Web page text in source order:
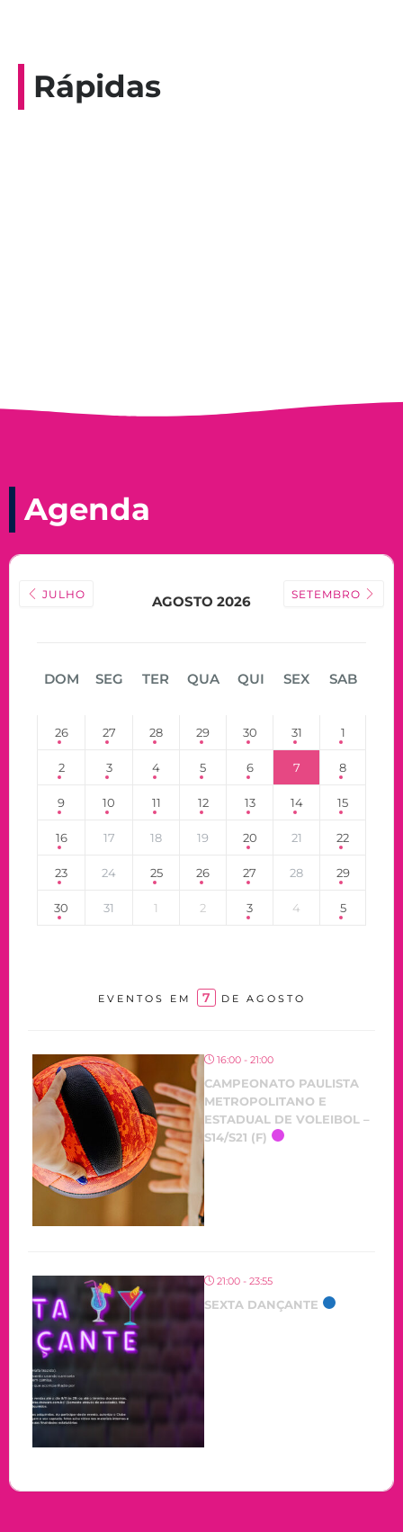
Rápidas
Agenda
JULHO AGOSTO 2026 SETEMBRO
DOM SEG TER QUA QUI SEX SAB
26 27 28 29 30 31 1
2 3 4 5 6 7 8
9 10 11 12 13 14 15
16 17 18 19 20 21 22
23 24 25 26 27 28 29
30 31 1 2 3 4 5
EVENTOS EM 7 DE AGOSTO
16:00 - 21:00
CAMPEONATO PAULISTA
METROPOLITANO E
ESTADUAL DE VOLEIBOL –
S14/S21 (F)
21:00 - 23:55
SEXTA DANÇANTE